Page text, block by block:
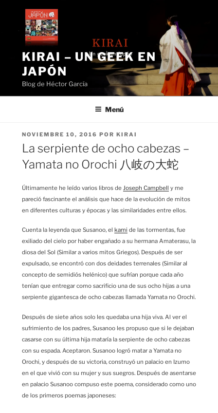
contenido
KIRAI – UN GEEK EN
JAPÓN
Blog de Héctor García
Menú
PUBLICADO
EL
NOVIEMBRE 10, 2016 POR KIRAI
La serpiente de ocho cabezas –
Yamata no Orochi 八岐の大蛇
Últimamente he leído varios libros de Joseph Campbell y me
pareció fascinante el análisis que hace de la evolución de mitos
en diferentes culturas y épocas y las similaridades entre ellos.
Cuenta la leyenda que Susanoo, el kami de las tormentas, fue
exiliado del cielo por haber engañado a su hermana Amaterasu, la
diosa del Sol (Similar a varios mitos Griegos). Después de ser
expulsado, se encontró con dos deidades terrenales (Similar al
concepto de semidiós helénico) que sufrían porque cada año
tenían que entregar como sacrificio una de sus ocho hijas a una
serpiente gigantesca de ocho cabezas llamada Yamata no Orochi.
Después de siete años solo les quedaba una hija viva. Al ver el
sufrimiento de los padres, Susanoo les propuso que si le dejaban
casarse con su última hija mataría la serpiente de ocho cabezas
con su espada. Aceptaron. Susanoo logró matar a Yamata no
Orochi, y después de su victoria, construyó un palacio en Izumo
en el que vivió con su mujer y sus suegros. Después de asentarse
en palacio Susanoo compuso este poema, considerado como uno
de los primeros poemas japoneses: